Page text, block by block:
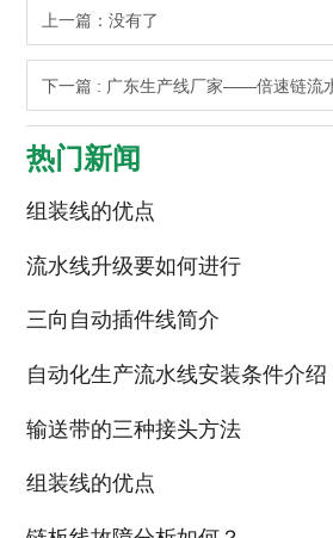
上一篇：没有了
下一篇 : 广东生产线厂家——倍速链流
热门新闻
组装线的优点
流水线升级要如何进行
三向自动插件线简介
自动化生产流水线安装条件介绍
输送带的三种接头方法
组装线的优点